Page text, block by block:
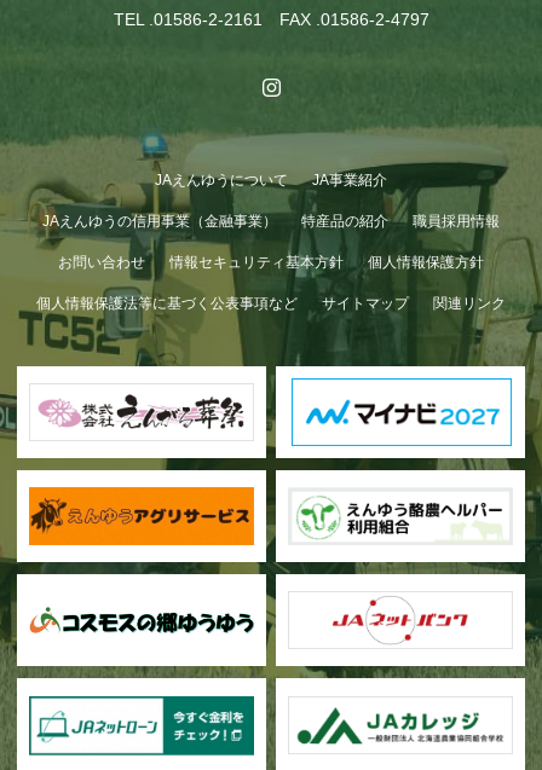
TEL .01586-2-2161 FAX .01586-2-4797
JAえんゆうについて JA事業紹介
JAえんゆうの信用事業（金融事業） 特産品の紹介 職員採用情報
お問い合わせ 情報セキュリティ基本方針 個人情報保護方針
個人情報保護法等に基づく公表事項など サイトマップ 関連リンク